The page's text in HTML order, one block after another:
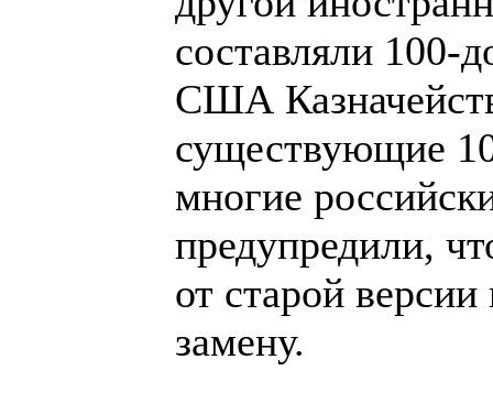
составляли 100-
США
существующие
многие
предупредили,
от старой
замену.